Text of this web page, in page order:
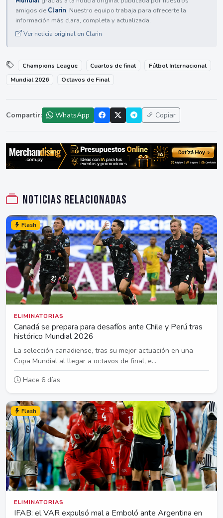
amigos de Clarin. Nuestro equipo trabaja para ofrecerte la
información más clara, completa y actualizada.
Ver noticia original en Clarin
Champions League Cuartos de final
Fútbol Internacional
Mundial 2026
Octavos de Final
Compartir: WhatsApp Copiar
Noticias relacionadas
Flash
ELIMINATORIAS
Canadá se prepara para desafíos ante Chile y Perú tras
histórico Mundial 2026
La selección canadiense, tras su mejor actuación en una
Copa Mundial al llegar a octavos de final, e...
Hace 6 días
Flash
ELIMINATORIAS
IFAB: el VAR expulsó mal a Emboló ante Argentina en